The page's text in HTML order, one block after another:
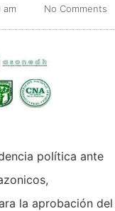
am No Comments
política ante
la aprobación del